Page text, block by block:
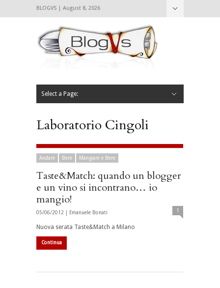
BLOGVS | August 8, 2026
Select a Page:
Laboratorio Cingoli
Andare Bere Mangiare e Bere
Taste&Match: quando un blogger
e un vino si incontrano… io
mangio!
05/06/2012 | Emanuele Bonati 1
Nuova serata Taste&Match a Milano
Continua